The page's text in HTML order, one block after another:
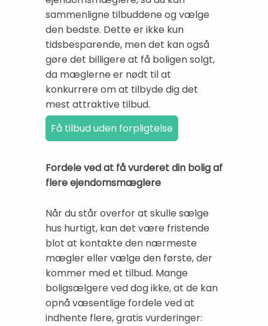
sammenligne tilbuddene og vælge
den bedste. Dette er ikke kun
tidsbesparende, men det kan også
gøre det billigere at få boligen solgt,
da mæglerne er nødt til at
konkurrere om at tilbyde dig det
mest attraktive tilbud.
Fordele ved at få vurderet din bolig af
flere ejendomsmæglere
Når du står overfor at skulle sælge
hus hurtigt, kan det være fristende
blot at kontakte den nærmeste
mægler eller vælge den første, der
kommer med et tilbud. Mange
boligsælgere ved dog ikke, at de kan
opnå væsentlige fordele ved at
indhente flere, gratis vurderinger: